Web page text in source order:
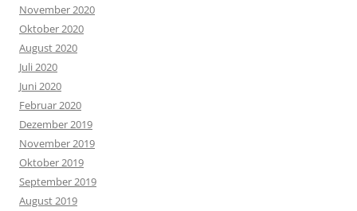
November 2020
Oktober 2020
August 2020
Juli 2020
Juni 2020
Februar 2020
Dezember 2019
November 2019
Oktober 2019
September 2019
August 2019